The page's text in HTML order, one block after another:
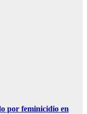
por feminicidio en